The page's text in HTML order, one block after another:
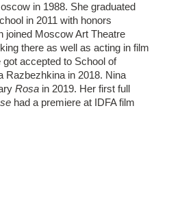
in 1988. She graduated
in 2011 with honors
joined Moscow Art Theatre
there as well as acting in film
accepted to School of
Razbezhkina in 2018. Nina
Rosa in 2019. Her first full
had a premiere at IDFA film